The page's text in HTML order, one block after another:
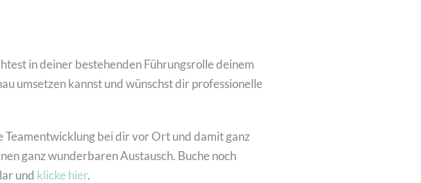
in deiner bestehenden Führungsrolle deinem
umsetzen kannst und wünschst dir professionelle
Teamentwicklung bei dir vor Ort und damit ganz
ganz wunderbaren Austausch. Buche noch
und klicke hier.